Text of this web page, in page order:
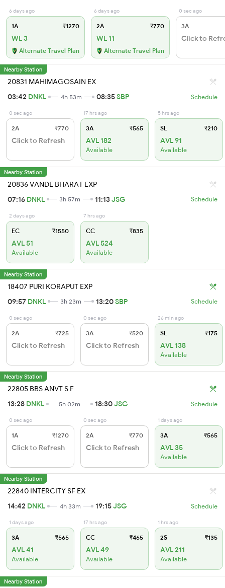
6 days ago
1A ₹1270
WL 3
Alternate Travel Plan
6 days ago
2A ₹770
WL 11
Alternate Travel Plan
0 sec ago
3A
Click to
Nearby Station
20831 MAHIMAGOSAIN EX
03:42 DNKL 4h 53m 08:35SBP Schedule
0 sec ago
2A ₹770
Click to Refresh
17 hrs ago
3A ₹565
AVL 182
Available
5 hrs ago
SL ₹210
AVL 91
Available
Nearby Station
20836 VANDE BHARAT EXP
07:16 DNKL 3h 57m 11:13JSG Schedule
2 days ago
EC ₹1550
AVL 51
Available
7 hrs ago
CC ₹835
AVL 524
Available
Nearby Station
18407 PURI KORAPUT EXP
09:57 DNKL 3h 23m 13:20SBP Schedule
0 sec ago
2A ₹725
Click to Refresh
0 sec ago
3A ₹520
Click to Refresh
26 min ago
SL ₹175
AVL 138
Available
Nearby Station
22805 BBS ANVT S F
13:28 DNKL 5h 02m 18:30JSG Schedule
0 sec ago
1A ₹1270
Click to Refresh
0 sec ago
2A ₹770
Click to Refresh
1 days ago
3A ₹565
AVL 35
Available
Nearby Station
22840 INTERCITY SF EX
14:42 DNKL 4h 33m 19:15JSG Schedule
1 days ago
3A ₹565
AVL 41
Available
17 hrs ago
CC ₹465
AVL 49
Available
1 hrs ago
2S ₹135
AVL 211
Available
Nearby Station